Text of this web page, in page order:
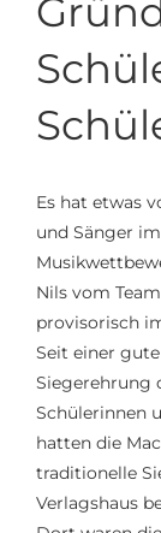
Es hat etwas
und Sänger im
Nils vom Team
provisorisch
Seit einer
Siegerehrung
Schülerinnen
hatten die
traditionelle
Verlagshaus